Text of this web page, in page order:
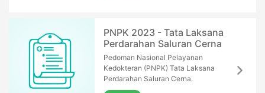
PNPK 2023 - Tata Laksana
Perdarahan Saluran Cerna
Pedoman Nasional Pelayanan
Kedokteran (PNPK) Tata Laksana
Perdarahan Saluran Cerna.